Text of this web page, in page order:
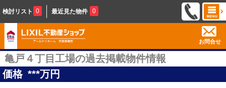
検討リスト 0 最近見た物件 0
お問合せ
亀戸４丁目工場の過去掲載物件情報
価格 ***万円